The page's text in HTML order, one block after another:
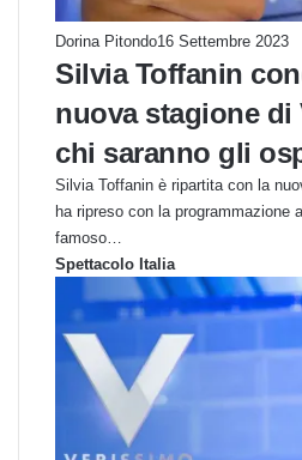
Dorina Pitondo16 Settembre 2023
Silvia Toffanin
nuova stagione di
chi saranno gli
Silvia Toffanin è ripartita con la
ha ripreso con la programmazione
famoso…
Spettacolo Italia